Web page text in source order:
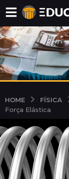
HOME FÍSICA
Força Elástica